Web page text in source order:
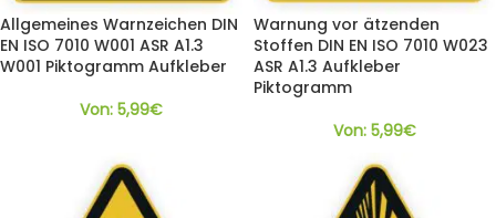
Allgemeines Warnzeichen DIN
EN ISO 7010 W001 ASR A1.3
W001 Piktogramm Aufkleber
Von: 5,99€
Warnung vor ätzenden
Stoffen DIN EN ISO 7010 W023
ASR A1.3 Aufkleber
Piktogramm
Von: 5,99€